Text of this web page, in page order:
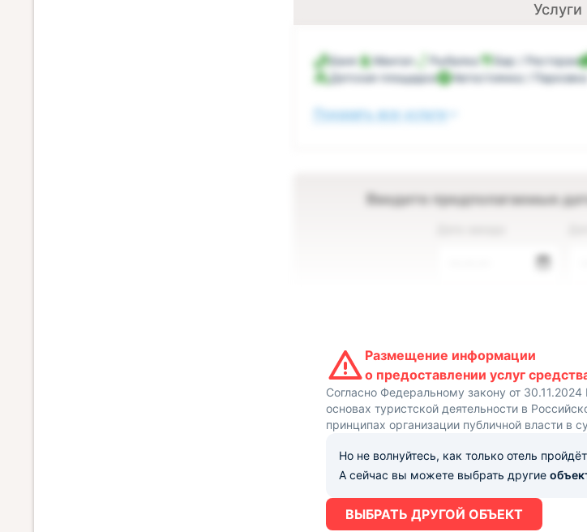
Баня Мангал Рыбалка Бар / Ресторан
Детская площадка
Автостоянка / Парковка
Показать все услуги
Введите предполагаемые
Размещение информации
о предоставлении услуг
Согласно Федеральному закону от
основах туристской деятельности в
принципах организации публичной власти в
Но не волнуйтесь, как только отель
А сейчас вы можете выбрать другие
ВЫБРАТЬ ДРУГОЙ ОБЪЕКТ